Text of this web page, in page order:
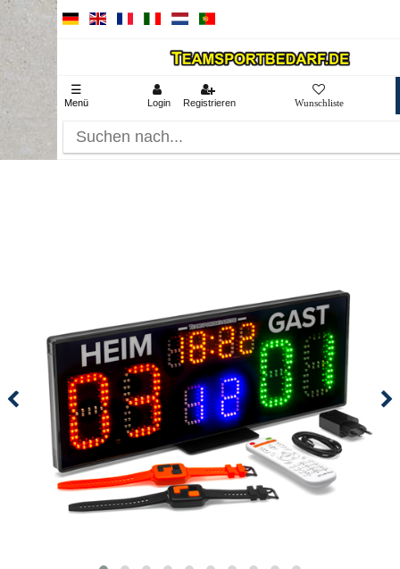
☰
Menü Login Registrieren